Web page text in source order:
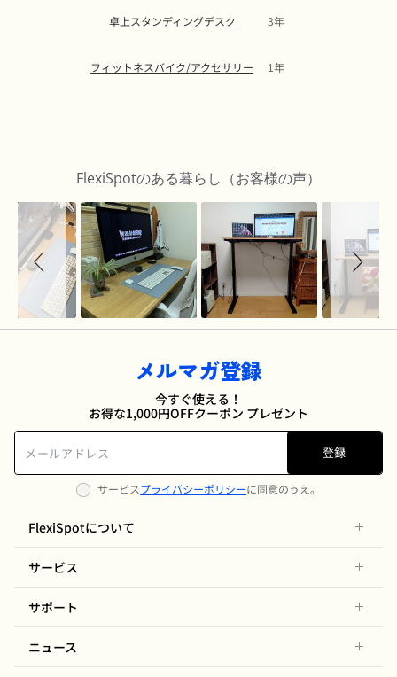
卓上スタンディングデスク 3年
フィットネスバイク/アクセサリー 1年
FlexiSpotのある暮らし（お客様の声）
メルマガ登録
今すぐ使える！
お得な1,000円OFFクーポン プレゼント
登録
サービスプライバシーポリシーに同意のうえ。
FlexiSpotについて
サービス
サポート
ニュース